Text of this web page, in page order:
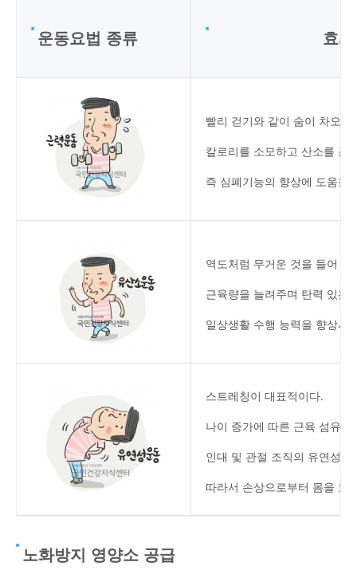
운동요법 종류
빨리 걷기와 같이 숨이 차오르
칼로리를 소모하고 산소를 근
즉 심폐기능의 향상에 도움을
역도처럼 무거운 것을 들어
근육량을 늘려주며 탄력 있는
일상생활 수행 능력을 향상시
스트레칭이 대표적이다.
나이 증가에 따른 근육 섬유
인대 및 관절 조직의 유연성
따라서 손상으로부터 몸을 보
노화방지 영양소 공급